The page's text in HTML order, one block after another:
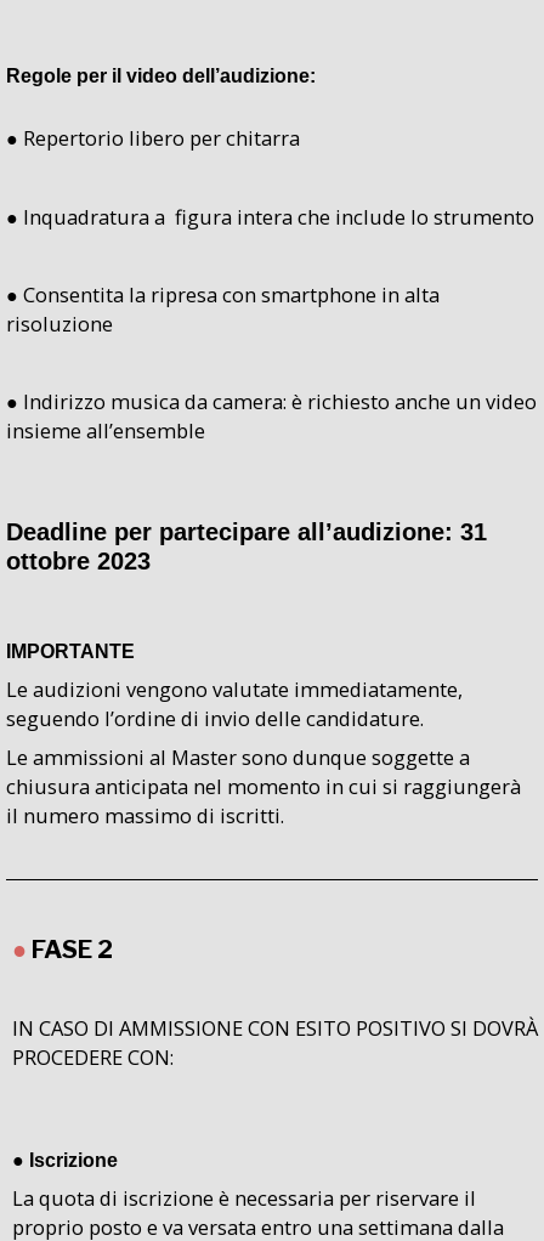
Regole per il video dell’audizione:
● Repertorio libero per chitarra
● Inquadratura a figura intera che include lo strumento
● Consentita la ripresa con smartphone in alta
risoluzione
● Indirizzo musica da camera: è richiesto anche un video
insieme all’ensemble
Deadline per partecipare all’audizione: 31
ottobre 2023
IMPORTANTE
Le audizioni vengono valutate immediatamente,
seguendo l’ordine di invio delle candidature.
Le ammissioni al Master sono dunque soggette a
chiusura anticipata nel momento in cui si raggiungerà
il numero massimo di iscritti.
● FASE 2
IN CASO DI AMMISSIONECON ESITO POSITIVO SI DOVRÀ
PROCEDERE CON:
● Iscrizione
La quota di iscrizione è necessaria per riservare il
proprio posto e va versata entro una settimana dalla